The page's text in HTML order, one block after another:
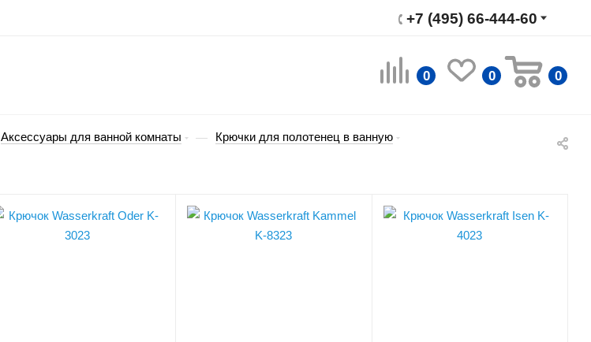
+7 (495) 66-444-60
0 0 0
Аксессуары для ванной комнаты — Крючки для полотенец в ванную